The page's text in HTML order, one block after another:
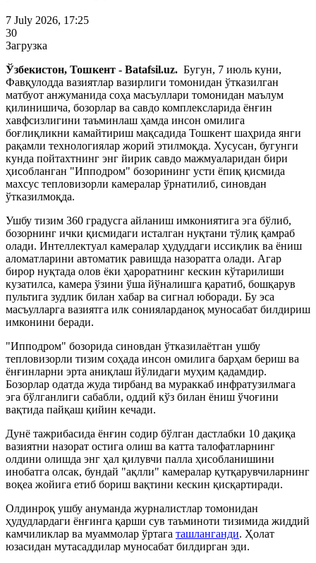
7 July 2026, 17:25
30
Загрузка
Ўзбекистон, Тошкент - Batafsil.uz. Бугун, 7 июль куни,
Фавқулодда вазиятлар вазирлиги томонидан ўтказилган
матбуот анжуманида соҳа масъуллари томонидан маълум
қилинишича, бозорлар ва савдо комплексларида ёнғин
хавфсизлигини таъминлаш ҳамда инсон омилига
боғлиқликни камайтириш мақсадида Тошкент шаҳрида янги
рақамли технологиялар жорий этилмоқда. Хусусан, бугунги
кунда пойтахтнинг энг йирик савдо мажмуаларидан бири
ҳисобланган "Ипподром" бозорининг усти ёпиқ қисмида
махсус тепловизорли камералар ўрнатилиб, синовдан
ўтказилмоқда.
Ушбу тизим 360 градусга айланиш имкониятига эга бўлиб,
бозорнинг ички қисмидаги исталган нуқтани тўлиқ қамраб
олади. Интеллектуал камералар ҳудуддаги иссиқлик ва ёниш
аломатларини автоматик равишда назоратга олади. Агар
бирор нуқтада олов ёки ҳароратнинг кескин кўтарилиши
кузатилса, камера ўзини ўша йўналишга қаратиб, бошқарув
пультига зудлик билан хабар ва сигнал юборади. Бу эса
масъулларга вазиятга илк сонияларданоқ муносабат билдириш
имконини беради.
"Ипподром" бозорида синовдан ўтказилаётган ушбу
тепловизорли тизим соҳада инсон омилига барҳам бериш ва
ёнғинларни эрта аниқлаш йўлидаги муҳим қадамдир.
Бозорлар одатда жуда тирбанд ва мураккаб инфратузилмага
эга бўлганлиги сабабли, оддий кўз билан ёниш ўчоғини
вақтида пайқаш қийин кечади.
Дунё тажрибасида ёнғин содир бўлган дастлабки 10 дақиқа
вазиятни назорат остига олиш ва катта талофатларнинг
олдини олишда энг ҳал қилувчи палла ҳисобланишини
инобатга олсак, бундай "ақлли" камералар қутқарувчиларнинг
воқеа жойига етиб бориш вақтини кескин қисқартиради.
Олдинроқ ушбу ануманда журналистлар томонидан
ҳудудлардаги ёнғинга қарши сув таъминоти тизимида жиддий
камчиликлар ва муаммолар ўртага ташланганди. Ҳолат
юзасидан мутасаддилар муносабат билдирган эди.